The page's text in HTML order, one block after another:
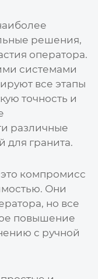
решения,
оператора.
системами
все этапы
точность и
различные
для гранита.
компромисс
Они
но все
повышение
с ручной